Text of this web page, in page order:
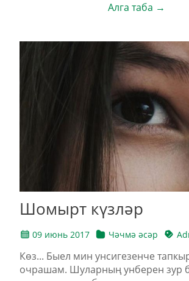
Алга таба →
Шомырт күзләр
09 июнь 2017 Чәчмә әсәр
Көз... Быел мин унсигезенче
очрашам. Шуларның унберен зур